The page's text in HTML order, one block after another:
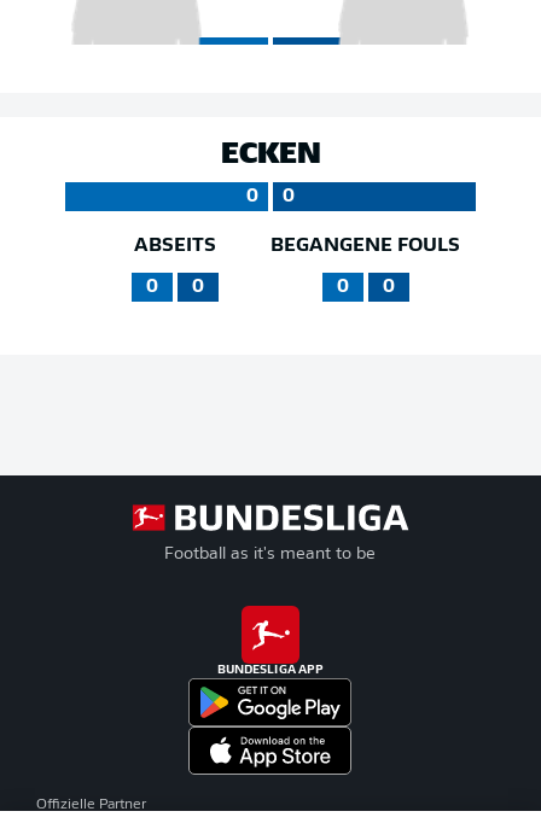
ECKEN
0 0
ABSEITS
0 0
BEGANGENE FOULS
0 0
Football as it's meant to be
BUNDESLIGA APP
Offizielle Partner